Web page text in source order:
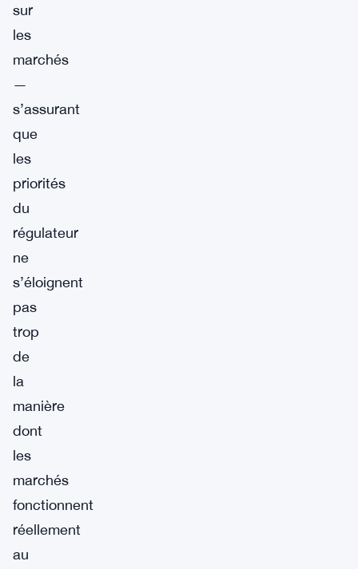
sur
les
marchés
—
s’assurant
que
les
priorités
du
régulateur
ne
s’éloignent
pas
trop
de
la
manière
dont
les
marchés
fonctionnent
réellement
au